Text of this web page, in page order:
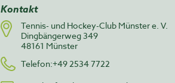
Kontakt
Tennis- und Hockey-Club Münster e. V.
Dingbängerweg 349
48161 Münster
Telefon:+49 2534 7722